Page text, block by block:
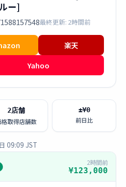
ー]
最終更新: 2時間前
楽天
Yahoo
2店舗
格取得店舗数
±¥0
前日比
09:09 JST
2時間前
¥123,000